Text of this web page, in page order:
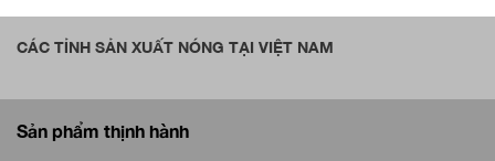
CÁC TỈNH SẢN XUẤT NÓNG TẠI VIỆT NAM
Sản phẩm thịnh hành